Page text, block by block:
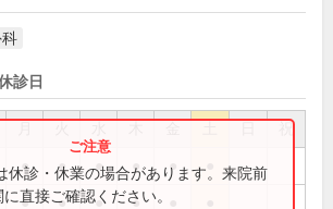
診日
祝
● ● ● ● ●
● ● ● ●
休診・休業の場合があります。来院前
直接ご確認ください。